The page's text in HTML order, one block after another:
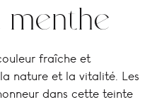
fraîche et
nature et la vitalité. Les
dans cette teinte